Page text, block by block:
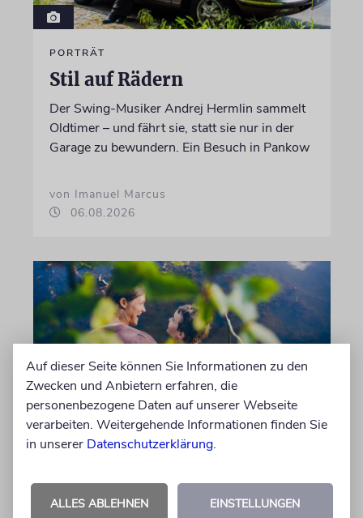
PORTRÄT
Stil auf Rädern
Der Swing-Musiker Andrej Hermlin sammelt
Oldtimer – und fährt sie, statt sie nur in der
Garage zu bewundern. Ein Besuch in Pankow
von Imanuel Marcus
06.08.2026
REFORM
Familien mit behinderten Kindern sorgen sich,
dass ausgerechnet die Unterstützung gekürzt
Auf dieser Seite können Sie Informationen zu den
Zwecken und Anbietern erfahren, die
personenbezogene Daten auf unserer Webseite
verarbeiten. Weitergehende Informationen finden Sie
in unserer Datenschutzerklärung.
ALLES ABLEHNEN EINSTELLUNGEN